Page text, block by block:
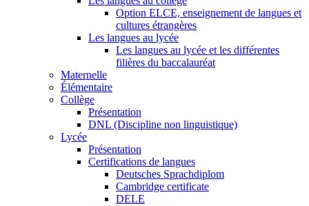
Option ELCE, enseignement de langues et
cultures étrangères
Les langues au lycée
Les langues au lycée et les différentes
filières du baccalauréat
Maternelle
Élémentaire
Collège
Présentation
DNL (Discipline non linguistique)
Lycée
Présentation
Certifications de langues
Deutsches Sprachdiplom
Cambridge certificate
DELE